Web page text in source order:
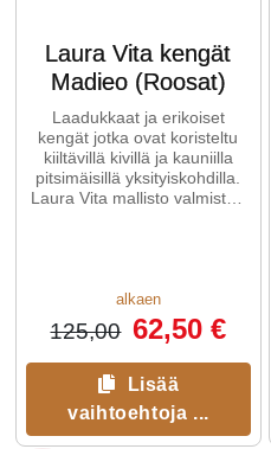
Laura Vita kengät
Madieo (Roosat)
Laadukkaat ja erikoiset
kengät jotka ovat koristeltu
kiiltävillä kivillä ja kauniilla
pitsimäisillä yksityiskohdilla.
Laura Vita mallisto valmistaa
alkaen
125,00 62,50 €
Lisää
vaihtoehtoja ...